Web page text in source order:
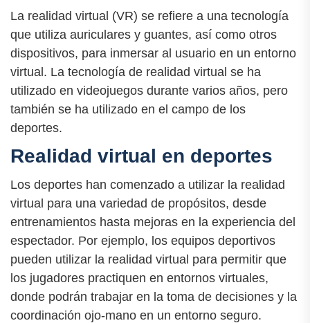
La realidad virtual (VR) se refiere a una tecnología
que utiliza auriculares y guantes, así como otros
dispositivos, para inmersar al usuario en un entorno
virtual. La tecnología de realidad virtual se ha
utilizado en videojuegos durante varios años, pero
también se ha utilizado en el campo de los
deportes.
Realidad virtual en deportes
Los deportes han comenzado a utilizar la realidad
virtual para una variedad de propósitos, desde
entrenamientos hasta mejoras en la experiencia del
espectador. Por ejemplo, los equipos deportivos
pueden utilizar la realidad virtual para permitir que
los jugadores practiquen en entornos virtuales,
donde podrán trabajar en la toma de decisiones y la
coordinación ojo-mano en un entorno seguro.